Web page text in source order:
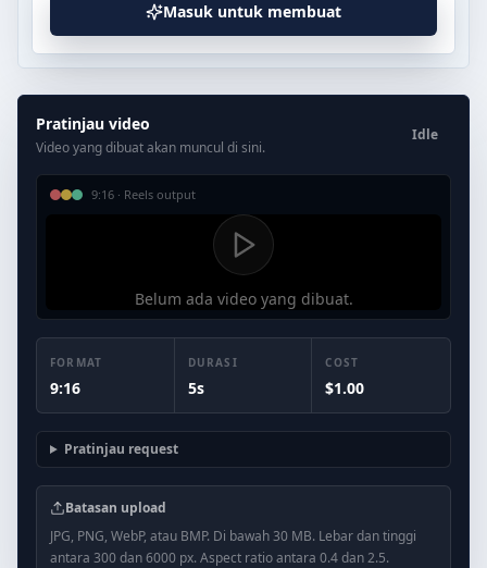
Masuk untuk membuat
Pratinjau video
Video yang dibuat akan muncul di sini.
Idle
9:16 · Reels output
Belum ada video yang dibuat.
FORMAT
9:16
DURASI
5s
COST
$1.00
Pratinjau request
Batasan upload
JPG, PNG, WebP, atau BMP. Di bawah 30 MB. Lebar dan tinggi
antara 300 dan 6000 px. Aspect ratio antara 0.4 dan 2.5.